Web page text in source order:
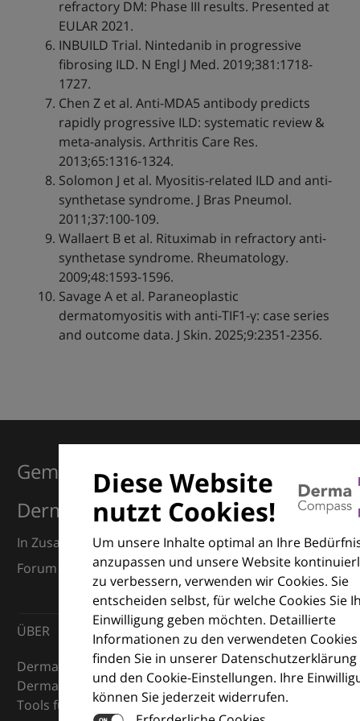
refractory DM: Phase III results. Presented at
EULAR 2021.
INBUILD Trial. Nintedanib in progressive
fibrosing ILD. N Engl J Med. 2019;381:1718-
1727.
Chen Z et al. Anti-MDA5 antibody predicts
rapidly progressive ILD: systematic review &
meta-analysis. Arthritis Care Res.
2013;65:1316-1324.
Solomon J et al. Myositis-related ILD and anti-
synthetase syndrome. J Bras Pneumol.
2011;37:100-109.
Wallaert B et al. Rituximab in refractory anti-
synthetase syndrome. Rheumatology.
2009;48:1593-1596.
Savage A et al. Paraneoplastic
dermatomyositis with anti-TIF1-γ: case series
and outcome data. J Skin. 2025;9:2351-2356.
Diese Website
nutzt Cookies!
Um unsere Inhalte optimal an Ihre
anzupassen und unsere Website
zu verbessern, verwenden wir Cookies. Sie
entscheiden selbst, für welche Cookies Sie
Einwilligung geben möchten. Detaillierte
Informationen zu den verwendeten Cookies
finden Sie in unserer Datenschutzerklärung
und den Cookie-Einstellungen. Ihre
können Sie jederzeit widerrufen.
Gemeinsam für Exzellenz in der
Dermatologie
In Zusammenarbeit mit dem European Dermatology
Forum (EDF) und Euroderm Excellence
ÜBER
DermaCompass ist Ihr digitaler Kompass für die
Dermatologie – mit Wissen, Bildern und praktischen
Tools für den klinischen Alltag.